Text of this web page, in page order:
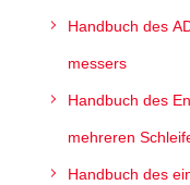
Handbuch des
messers
Handbuch des
mehreren
Handbuch des